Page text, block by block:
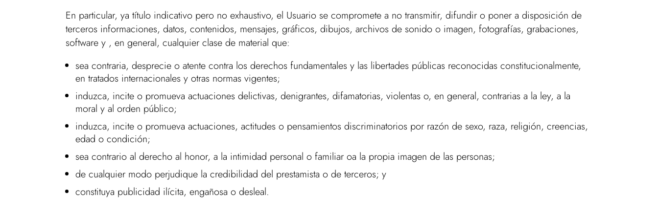
En particular, ya título indicativo pero no exhaustivo, el Usuario se compromete a no transmitir, difundir o poner a disposición de
terceros informaciones, datos, contenidos, mensajes, gráficos, dibujos, archivos de sonido o imagen, fotografías, grabaciones,
software y , en general, cualquier clase de material que:
sea contraria, desprecie o atente contra los derechos fundamentales y las libertades públicas reconocidas constitucionalmente,
en tratados internacionales y otras normas vigentes;
induzca, incite o promueva actuaciones delictivas, denigrantes, difamatorias, violentas o, en general, contrarias a la ley, a la
moral y al orden público;
induzca, incite o promueva actuaciones, actitudes o pensamientos discriminatorios por razón de sexo, raza, religión, creencias,
edad o condición;
sea contrario al derecho al honor, a la intimidad personal o familiar oa la propia imagen de las personas;
de cualquier modo perjudique la credibilidad del prestamista o de terceros; y
constituya publicidad ilícita, engañosa o desleal.